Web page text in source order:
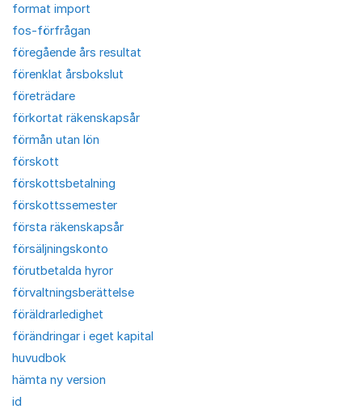
format import
fos-förfrågan
föregående års resultat
förenklat årsbokslut
företrädare
förkortat räkenskapsår
förmån utan lön
förskott
förskottsbetalning
förskottssemester
första räkenskapsår
försäljningskonto
förutbetalda hyror
förvaltningsberättelse
föräldrarledighet
förändringar i eget kapital
huvudbok
hämta ny version
id